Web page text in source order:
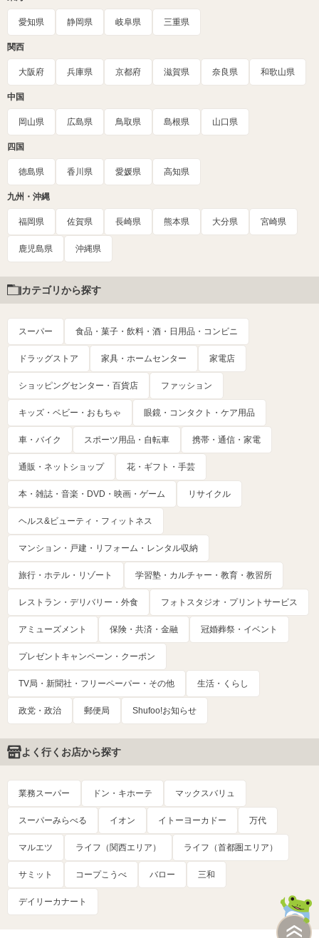
愛知県 静岡県 岐阜県 三重県
関西
大阪府 兵庫県 京都府 滋賀県 奈良県 和歌山県
中国
岡山県 広島県 鳥取県 島根県 山口県
四国
徳島県 香川県 愛媛県 高知県
九州・沖縄
福岡県 佐賀県 長崎県 熊本県 大分県 宮崎県
鹿児島県 沖縄県
カテゴリから探す
スーパー 食品・菓子・飲料・酒・日用品・コンビニ
ドラッグストア 家具・ホームセンター 家電店
ショッピングセンター・百貨店 ファッション
キッズ・ベビー・おもちゃ 眼鏡・コンタクト・ケア用品
車・バイク スポーツ用品・自転車 携帯・通信・家電
通販・ネットショップ 花・ギフト・手芸
本・雑誌・音楽・DVD・映画・ゲーム リサイクル
ヘルス&ビューティ・フィットネス
マンション・戸建・リフォーム・レンタル収納
旅行・ホテル・リゾート 学習塾・カルチャー・教育・教習所
レストラン・デリバリー・外食 フォトスタジオ・プリントサービス
アミューズメント 保険・共済・金融 冠婚葬祭・イベント
プレゼントキャンペーン・クーポン
TV局・新聞社・フリーペーパー・その他 生活・くらし
政党・政治 郵便局 Shufoo!お知らせ
よく行くお店から探す
業務スーパー ドン・キホーテ マックスバリュ
スーパーみらべる イオン イトーヨーカドー 万代
マルエツ ライフ（関西エリア） ライフ（首都圏エリア）
サミット コープこうべ バロー 三和
デイリーカナート